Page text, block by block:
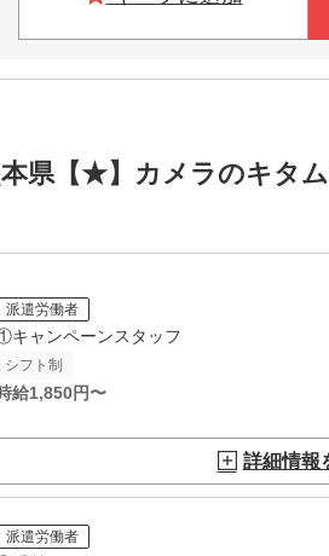
県【★】カメラのキタ
派遣労働者
キャンペーンスタッフ
シフト制
給1,850円〜
詳細情報
派遣労働者